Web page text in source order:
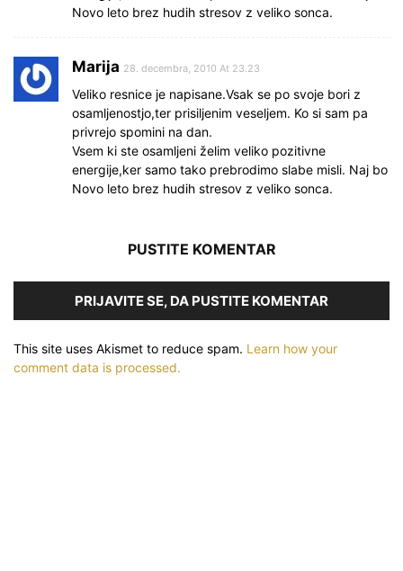
Novo leto brez hudih stresov z veliko sonca.
Marija 28. decembra, 2010 At 23.23
Veliko resnice je napisane.Vsak se po svoje bori z
osamljenostjo,ter prisiljenim veseljem. Ko si sam pa
privrejo spomini na dan.
Vsem ki ste osamljeni želim veliko pozitivne
energije,ker samo tako prebrodimo slabe misli. Naj bo
Novo leto brez hudih stresov z veliko sonca.
PUSTITE KOMENTAR
PRIJAVITE SE, DA PUSTITE KOMENTAR
This site uses Akismet to reduce spam. Learn how your
comment data is processed.